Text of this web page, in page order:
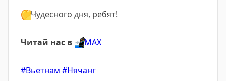
💛Чудесного дня, ребят!
Читай нас в 📲МАХ
#Вьетнам #Нячанг